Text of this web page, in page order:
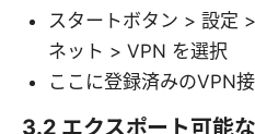
スタートボタン > 設定
ネット > VPN を選択
ここに登録済みのVPN
3.2 エクスポート可能